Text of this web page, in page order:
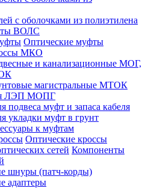
с оболочками из полиэтилена
ВОЛС
Оптические муфты
МКО
и канализационные МОГ,
магистральные МТОК
ЛЭП МОПГ
подвеса муфт и запаса кабеля
укладки муфт в грунт
к муфтам
Оптические кроссы
Компоненты
шнуры (патч-корды)
адаптеры